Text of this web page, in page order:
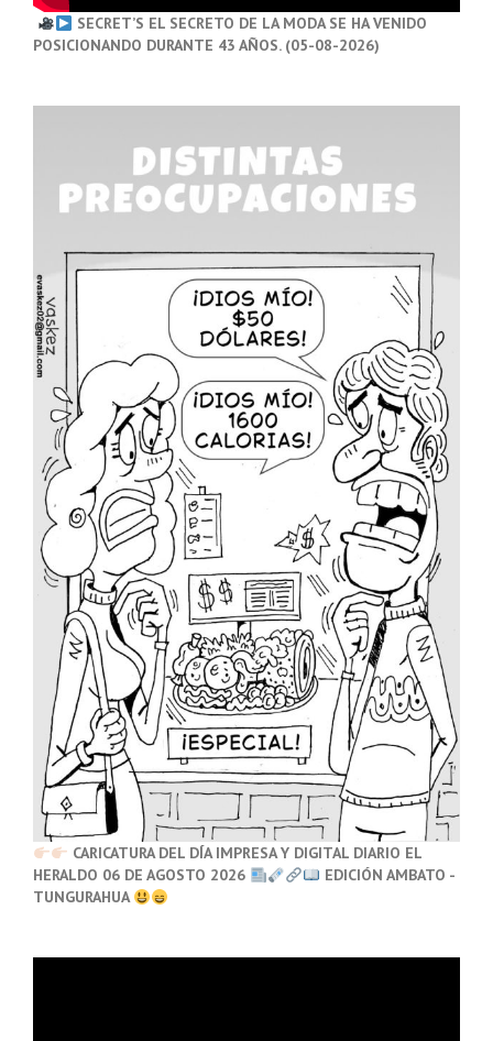
SECRET’S EL SECRETO DE LA MODA SE HA VENIDO
POSICIONANDO DURANTE 43 AÑOS. (05-08-2026)
CARICATURA DEL DÍA IMPRESA Y DIGITAL DIARIO EL
HERALDO 06 DE AGOSTO 2026
EDICIÓN AMBATO -
TUNGURAHUA